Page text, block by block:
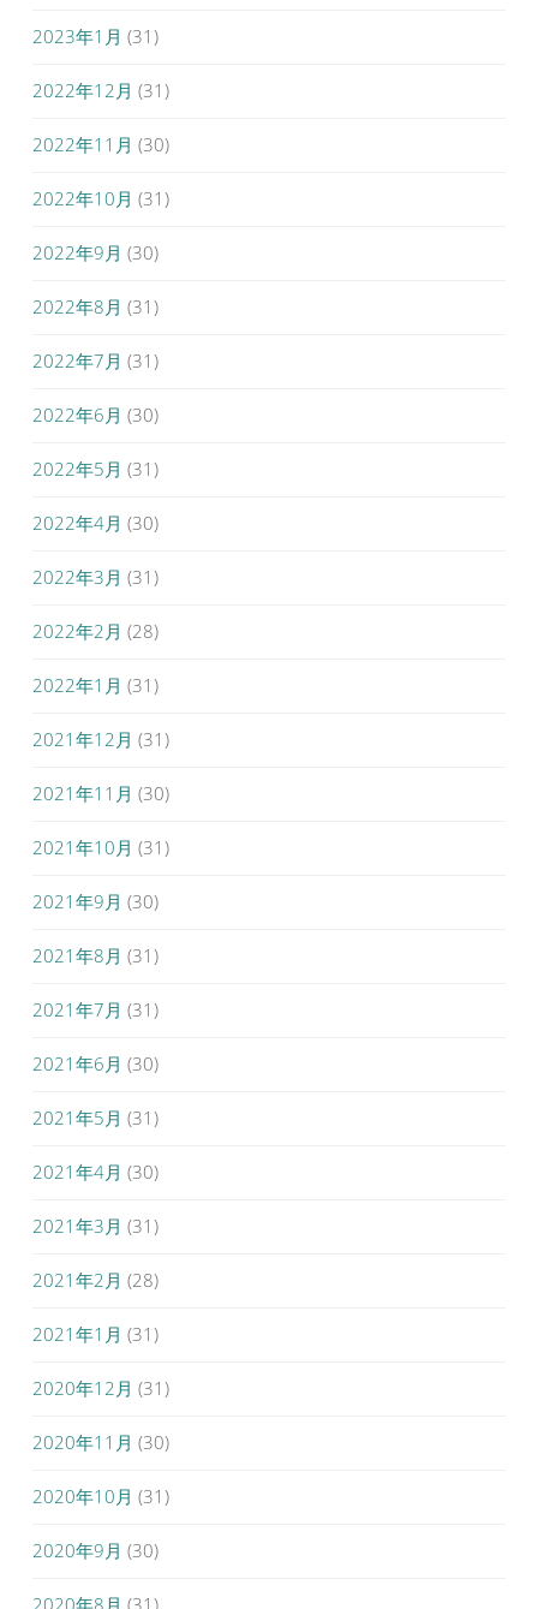
2023年1月 (31)
2022年12月 (31)
2022年11月 (30)
2022年10月 (31)
2022年9月 (30)
2022年8月 (31)
2022年7月 (31)
2022年6月 (30)
2022年5月 (31)
2022年4月 (30)
2022年3月 (31)
2022年2月 (28)
2022年1月 (31)
2021年12月 (31)
2021年11月 (30)
2021年10月 (31)
2021年9月 (30)
2021年8月 (31)
2021年7月 (31)
2021年6月 (30)
2021年5月 (31)
2021年4月 (30)
2021年3月 (31)
2021年2月 (28)
2021年1月 (31)
2020年12月 (31)
2020年11月 (30)
2020年10月 (31)
2020年9月 (30)
2020年8月 (31)